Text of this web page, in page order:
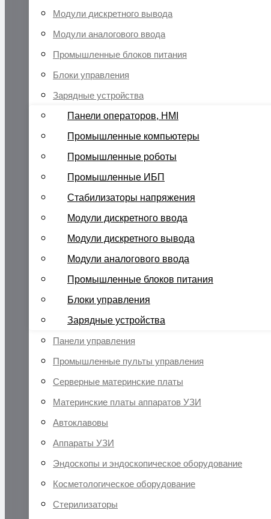
Модули дискретного вывода
Модули аналогового ввода
Промышленные блоков питания
Блоки управления
Зарядные устройства
Панели операторов, HMI
Промышленные компьютеры
Промышленные роботы
Промышленные ИБП
Стабилизаторы напряжения
Модули дискретного ввода
Модули дискретного вывода
Модули аналогового ввода
Промышленные блоков питания
Блоки управления
Зарядные устройства
Панели управления
Промышленные пульты управления
Серверные материнские платы
Материнские платы аппаратов УЗИ
Автоклавовы
Аппараты УЗИ
Эндоскопы и эндоскопическое оборудование
Косметологическое оборудование
Стерилизаторы